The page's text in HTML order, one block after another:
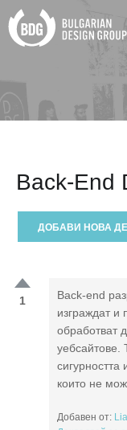
Back-End
ДОБАВИ НОВА
1
Back-end
изграждат и
обработват
уебсайтове.
сигурността
които не
Добавен от: